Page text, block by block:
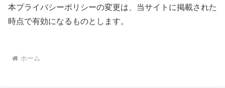
本プライバシーポリシーの変更は、当サイトに掲載された
時点で有効になるものとします。
ホーム